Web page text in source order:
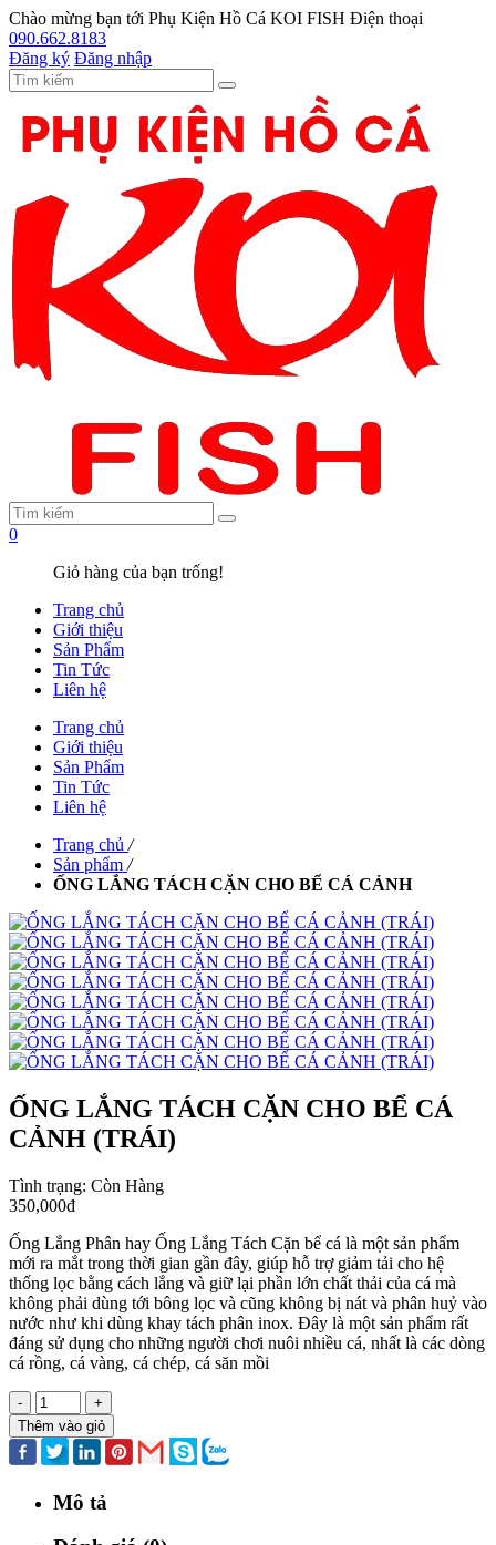
Chào mừng bạn tới Phụ Kiện Hồ Cá KOI FISH Điện thoại
090.662.8183
Đăng ký Đăng nhập
0
Giỏ hàng của bạn trống!
Trang chủ
Giới thiệu
Sản Phẩm
Tin Tức
Liên hệ
Trang chủ
Giới thiệu
Sản Phẩm
Tin Tức
Liên hệ
Trang chủ /
Sản phẩm /
ỐNG LẮNG TÁCH CẶN CHO BỂ CÁ CẢNH
ỐNG LẮNG TÁCH CẶN CHO BỂ CÁ
CẢNH (TRÁI)
Tình trạng: Còn Hàng
350,000đ
Ống Lắng Phân hay Ống Lắng Tách Cặn bể cá là một sản phẩm
mới ra mắt trong thời gian gần đây, giúp hỗ trợ giảm tải cho hệ
thống lọc bằng cách lắng và giữ lại phần lớn chất thải của cá mà
không phải dùng tới bông lọc và cũng không bị nát và phân huỷ vào
nước như khi dùng khay tách phân inox. Đây là một sản phẩm rất
đáng sử dụng cho những người chơi nuôi nhiều cá, nhất là các dòng
cá rồng, cá vàng, cá chép, cá săn mồi
-
+
Thêm vào giỏ
Mô tả